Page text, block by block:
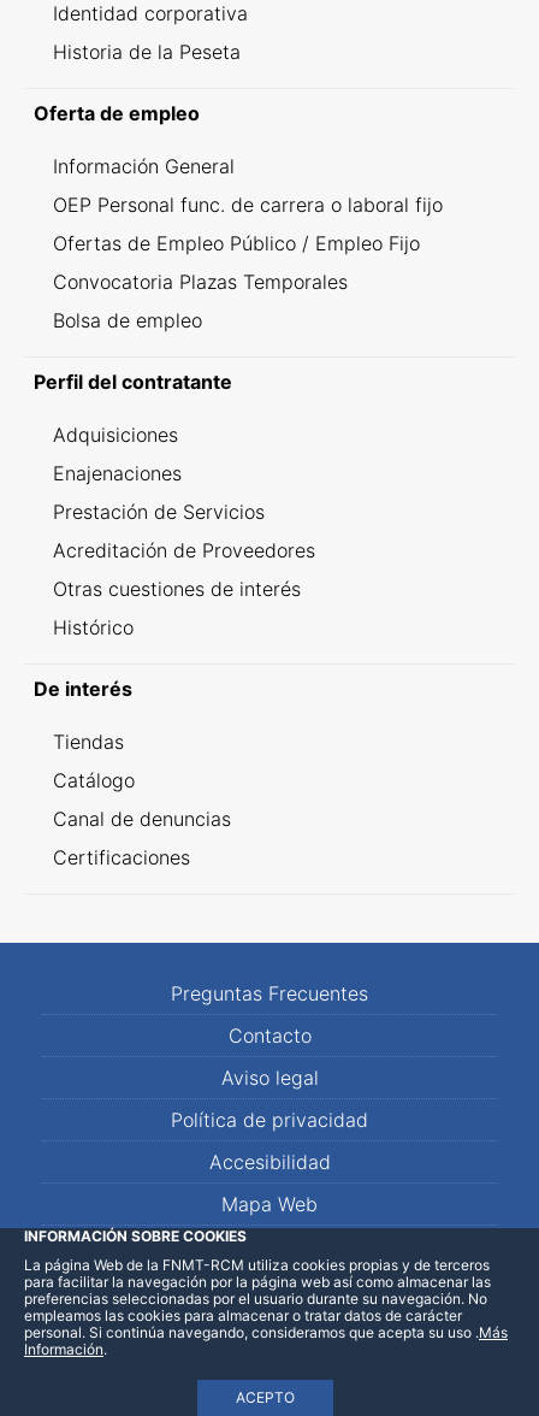
Identidad corporativa
Historia de la Peseta
Oferta de empleo
Información General
OEP Personal func. de carrera o laboral fijo
Ofertas de Empleo Público / Empleo Fijo
Convocatoria Plazas Temporales
Bolsa de empleo
Perfil del contratante
Adquisiciones
Enajenaciones
Prestación de Servicios
Acreditación de Proveedores
Otras cuestiones de interés
Histórico
De interés
Tiendas
Catálogo
Canal de denuncias
Certificaciones
Preguntas Frecuentes
Contacto
Aviso legal
Política de privacidad
Accesibilidad
Mapa Web
LinkedInFacebookWhatsApp
INFORMACIÓN SOBRE COOKIES
La página Web de la FNMT-RCM utiliza cookies propias y de terceros
para facilitar la navegación por la página web así como almacenar las
preferencias seleccionadas por el usuario durante su navegación. No
empleamos las cookies para almacenar o tratar datos de carácter
personal. Si continúa navegando, consideramos que acepta su uso
ACEPTO
.Más
Información.